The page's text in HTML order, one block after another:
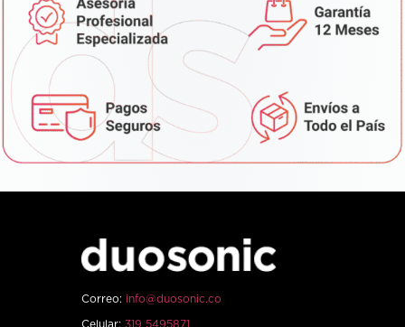
Correo: info@duosonic.co
Celular: 319 5495871